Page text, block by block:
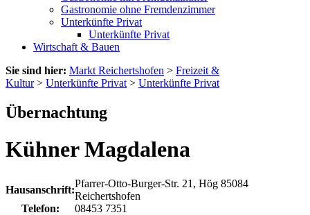
Gastronomie ohne Fremdenzimmer
Unterkünfte Privat
Unterkünfte Privat
Wirtschaft & Bauen
Sie sind hier: Markt Reichertshofen > Freizeit &
Kultur> Unterkünfte Privat > Unterkünfte Privat
Übernachtung
Kühner Magdalena
Hausanschrift:
Pfarrer-Otto-Burger-Str. 21, Hög 85084
Reichertshofen
Telefon:
08453 7351